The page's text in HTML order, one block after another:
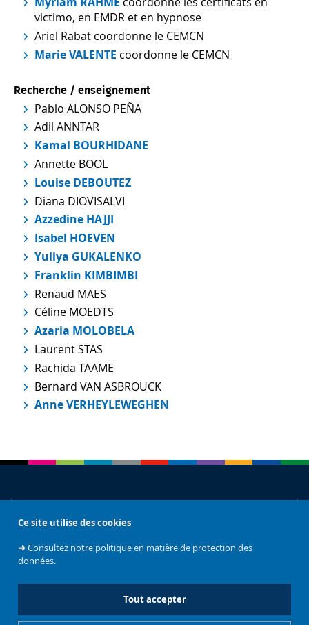
Ce site utilise des cookies
➜Consultez notre politique en matière de protection des
données.
Tout accepter
victimo, en EMDR et en hypnose
Ariel Rabat coordonne le CEMCN
Marie VALENTE coordonne le CEMCN
Recherche / enseignement
Pablo ALONSO PEÑA
Adil ANNTAR
Kamal BOURHIDANE
Annette BOOL
Louise DEBOUTEZ
Diana DIOVISALVI
Azzedine HAJJI
Isabel HOEVEN
Yuliya GUKALENKO
Franklin KIMBIMBI
Renaud MAES
Céline MOEDTS
Azaria MOLOBELA
Laurent STAS
Rachida TAAME
Bernard VAN ASBROUCK
Anne VERHEYLEWEGHEN
Accès rapides
Réseaux sociaux